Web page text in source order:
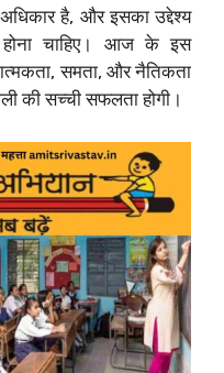
अधिकार है, और इसका उद्देश्य
होना चाहिए। आज के इस
समता, और नैतिकता
की सच्ची सफलता होगी।